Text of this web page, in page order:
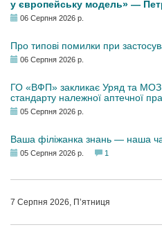
у європейську модель» —
06 Серпня 2026 р.
Про типові помилки при
06 Серпня 2026 р.
ГО «ВФП» закликає Уряд та МОЗ
стандарту належної аптечної
05 Серпня 2026 р.
Ваша філіжанка знань — наша
05 Серпня 2026 р. 1
7 Серпня 2026, П’ятниця